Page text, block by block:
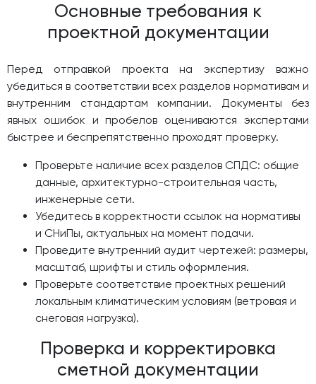
Основные требования к
проектной документации
Перед отправкой проекта на экспертизу важно
убедиться в соответствии всех разделов нормативам и
внутренним стандартам компании. Документы без
явных ошибок и пробелов оцениваются экспертами
быстрее и беспрепятственно проходят проверку.
Проверьте наличие всех разделов СПДС: общие
данные, архитектурно-строительная часть,
инженерные сети.
Убедитесь в корректности ссылок на нормативы
и СНиПы, актуальных на момент подачи.
Проведите внутренний аудит чертежей: размеры,
масштаб, шрифты и стиль оформления.
Проверьте соответствие проектных решений
локальным климатическим условиям (ветровая и
снеговая нагрузка).
Проверка и корректировка
сметной документации